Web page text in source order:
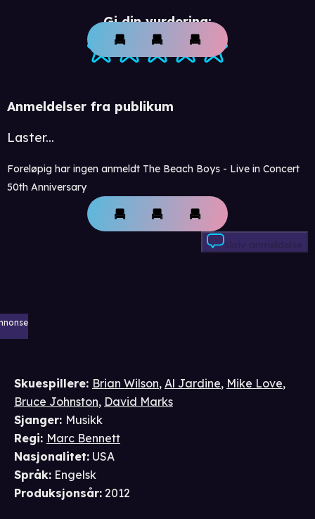
Gi din vurdering:
Anmeldelser fra publikum
Laster...
Foreløpig har ingen anmeldt The Beach Boys - Live in Concert
50th Anniversary
Skriv anmeldelse
Skuespillere: Brian Wilson, Al Jardine, Mike Love,
Bruce Johnston, David Marks
Sjanger: Musikk
Regi: Marc Bennett
Nasjonalitet: USA
Språk: Engelsk
Produksjonsår: 2012